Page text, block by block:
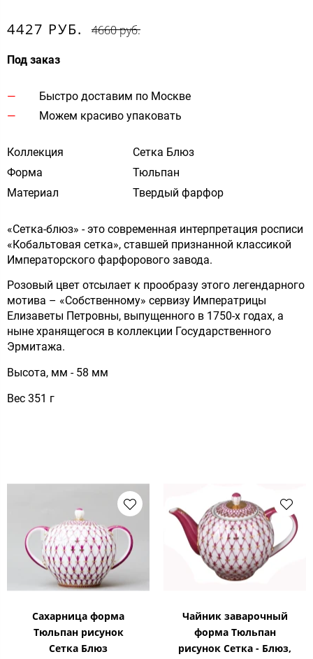
4427 РУБ. 4660 руб.
Под заказ
Быстро доставим по Москве
Можем красиво упаковать
Коллекция
Сетка Блюз
Форма
Тюльпан
Материал
Твердый фарфор
«Сетка-блюз» - это современная интерпретация росписи
«Кобальтовая сетка», ставшей признанной классикой
Императорского фарфорового завода.
Розовый цвет отсылает к прообразу этого легендарного
мотива – «Собственному» сервизу Императрицы
Елизаветы Петровны, выпущенного в 1750-х годах, а
ныне хранящегося в коллекции Государственного
Эрмитажа.
Высота, мм - 58 мм
Вес 351 г
Сахарница форма
Тюльпан рисунок
Сетка Блюз
Чайник заварочный
форма Тюльпан
рисунок Сетка - Блюз,